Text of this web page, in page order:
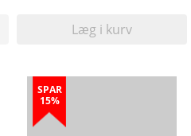
Læg i kurv
SPAR
15%